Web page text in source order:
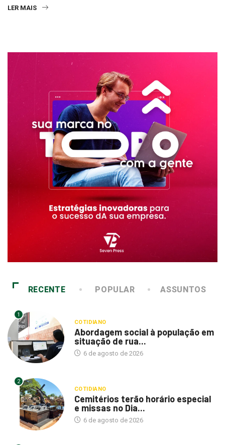
LER MAIS
RECENTE POPULAR ASSUNTOS
1
COTIDIANO
Abordagem social à população em
situação de rua...
6 de agosto de 2026
2
COTIDIANO
Cemitérios terão horário especial
e missas no Dia...
6 de agosto de 2026